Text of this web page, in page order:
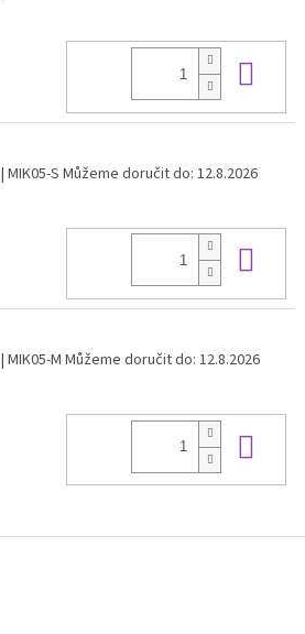
| MIK05-S Můžeme doručit do: 12.8.2026
| MIK05-M Můžeme doručit do: 12.8.2026